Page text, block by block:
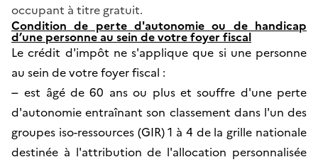
occupant à titre gratuit.
Condition de perte d'autonomie ou de handicap
d’une personne au sein de votre foyer fiscal
Le crédit d'impôt ne s'applique que si une personne
au sein de votre foyer fiscal :
–est âgé de 60 ans ou plus et souffre d'une perte
d'autonomie entraînant son classement dans l'un des
groupes iso-ressources (GIR) 1 à 4 de la grille nationale
destinée à l'attribution de l'allocation personnalisée